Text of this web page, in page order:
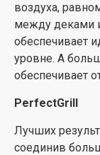
воздуха,
между деками
обеспечивает
уровне. А
обеспечивает
PerfectGrill
Лучших
соединив